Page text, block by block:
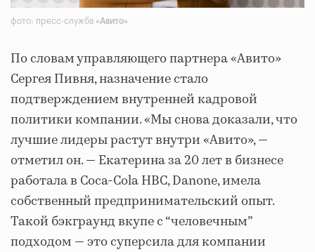
фото: пресс-служба «Авито»
По словам управляющего партнера «Авито»
Сергея Пивня, назначение стало
подтверждением внутренней кадровой
политики компании. «Мы снова доказали, что
лучшие лидеры растут внутри «Авито», —
отметил он. — Екатерина за 20 лет в бизнесе
работала в Coca-Cola HBC, Danone, имела
собственный предпринимательский опыт.
Такой бэкграунд вкупе с “человечным”
подходом — это суперсила для компании